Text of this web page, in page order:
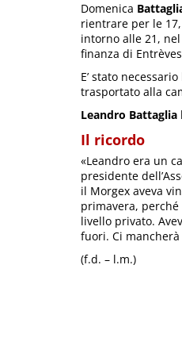
Domenica
rientrare per le
intorno alle 21,
finanza di
E’ stato
trasportato alla
Leandro Battaglia
Il ricordo
«Leandro era un
presidente
il Morgex aveva
primavera,
livello privato.
fuori. Ci
(f.d. – l.m.)